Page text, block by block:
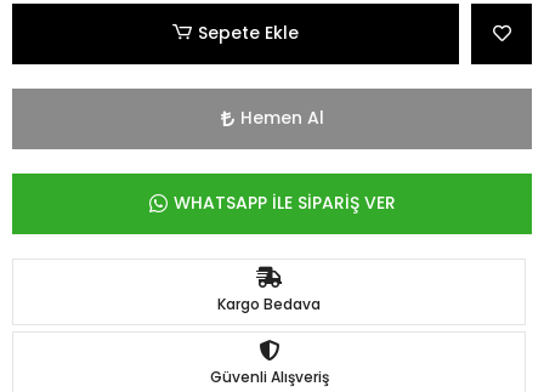
Sepete Ekle
Hemen Al
WHATSAPP İLE SİPARİŞ VER
Kargo Bedava
Güvenli Alışveriş